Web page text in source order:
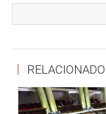
Previamente, el
respaldo de su
Jaime Delgado de
extraordinaria.
“Hacemos un